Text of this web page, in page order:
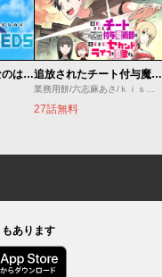
魔法少女リリカルなのは EXCEEDS 追放されたチート付与魔術師は気ままなセカンドライフを謳歌する。 ～俺は武器だけじゃなく、あらゆるものに『強化ポイント』を付与できるし、俺の意思でいつでも効果を解除できるけど、残った人たち大丈夫？～
27話無料
あります